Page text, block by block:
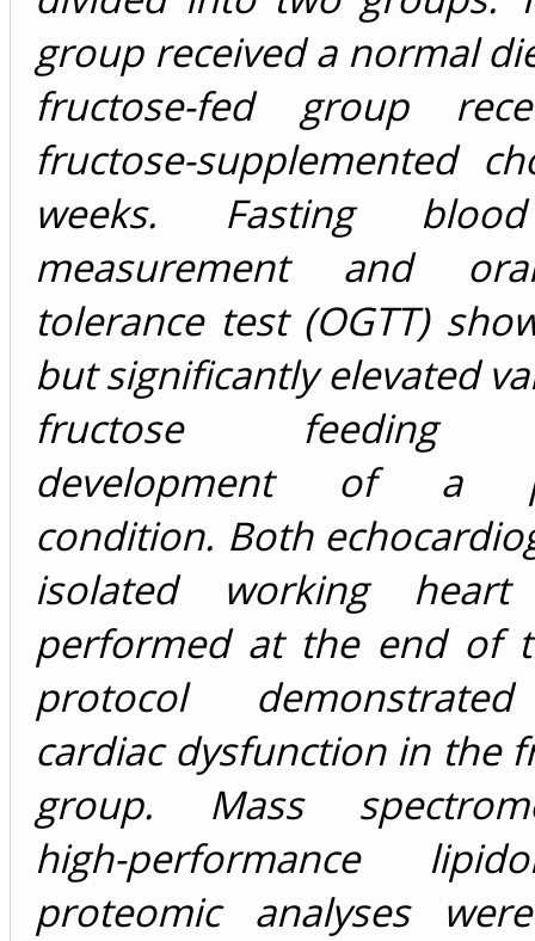
group received a normal
fructose-fed group
fructose-supplemented
weeks. Fasting
measurement and
tolerance test (OGTT)
but significantly elevated
fructose feeding
development of a
condition. Both
isolated working heart
performed at the end of
protocol
cardiac dysfunction in the
group. Mass
high-performance
proteomic analyses